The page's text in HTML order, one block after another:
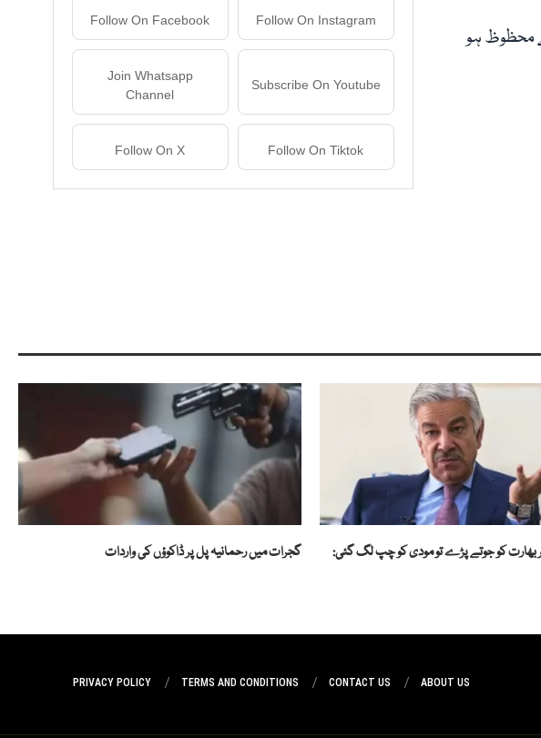
محظوظ ہو
Follow On Instagram
Follow On Facebook
Subscribe On Youtube
Join Whatsapp
Channel
Follow On Tiktok
Follow On X
بھارت کو جوتے پڑے تو مودی کو چپ لگ گئی:
گجرات میں رحمانیہ پل پر ڈاکوؤں کی واردات
ABOUT US
CONTACT US
TERMS AND CONDITIONS
PRIVACY POLICY